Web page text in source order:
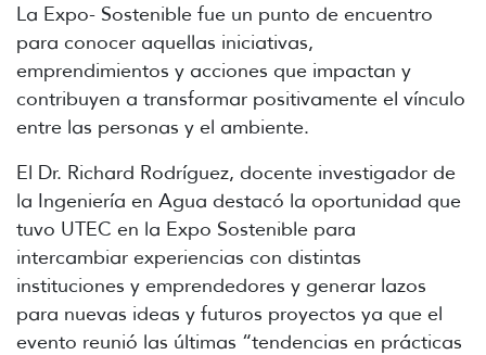
La Expo- Sostenible fue un punto de encuentro
para conocer aquellas iniciativas,
emprendimientos y acciones que impactan y
contribuyen a transformar positivamente el vínculo
entre las personas y el ambiente.
El Dr. Richard Rodríguez, docente investigador de
la Ingeniería en Agua destacó la oportunidad que
tuvo UTEC en la Expo Sostenible para
intercambiar experiencias con distintas
instituciones y emprendedores y generar lazos
para nuevas ideas y futuros proyectos ya que el
evento reunió las últimas “tendencias en prácticas